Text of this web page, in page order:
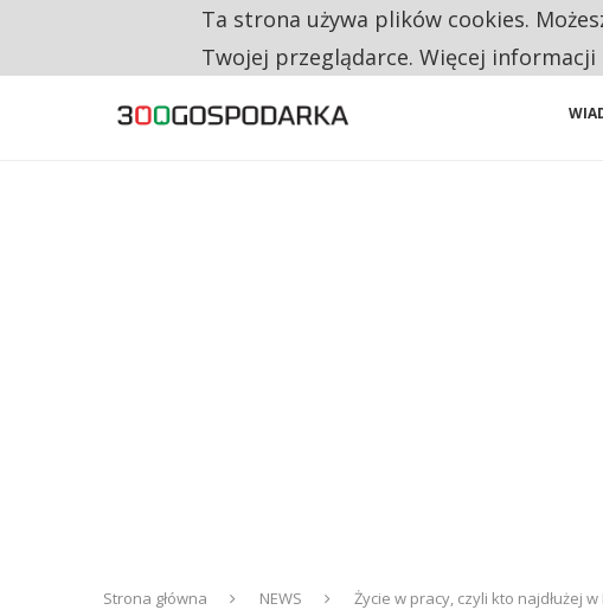
CO TRZECIĄ ZŁOTÓWKĘ Z EMERYTURY SENIORZY
Strona główna NEWS Życie w pracy, czyli kto najdłużej
Ta strona używa plików cookies.
Twojej przeglądarce. Więcej informacji